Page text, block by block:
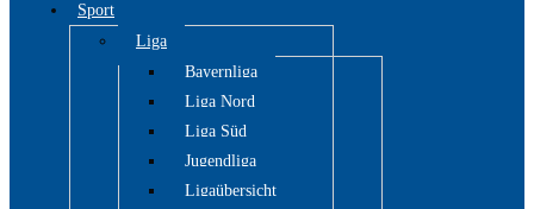
Sport
Liga
Bayernliga
Liga Nord
Liga Süd
Jugendliga
Ligaübersicht